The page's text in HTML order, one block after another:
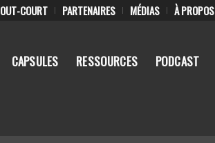
COURT PARTENAIRES MÉDIAS À PROPOS
CAPSULES RESSOURCES PODCAST